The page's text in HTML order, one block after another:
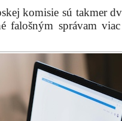
komisie sú takmer
falošným správam